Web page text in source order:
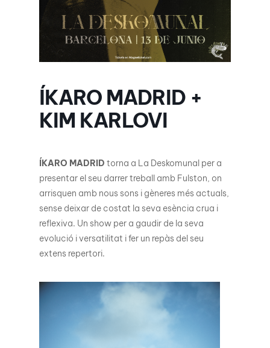
ÍKARO MADRID +
KIM KARLOVI
ÍKARO MADRID torna a La Deskomunal per a
presentar el seu darrer treball amb Fulston, on
arrisquen amb nous sons i gèneres més actuals,
sense deixar de costat la seva esència crua i
reflexiva. Un show per a gaudir de la seva
evolució i versatilitat i fer un repàs del seu
extens repertori.